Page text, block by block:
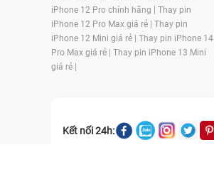
iPhone 12 Pro chính hãng | Thay pin
iPhone 12 Pro Max giá rẻ | Thay pin
iPhone 12 Mini giá rẻ | Thay pin iPhone 14
Pro Max giá rẻ | Thay pin iPhone 13 Mini
giá rẻ |
Kết nối 24h: